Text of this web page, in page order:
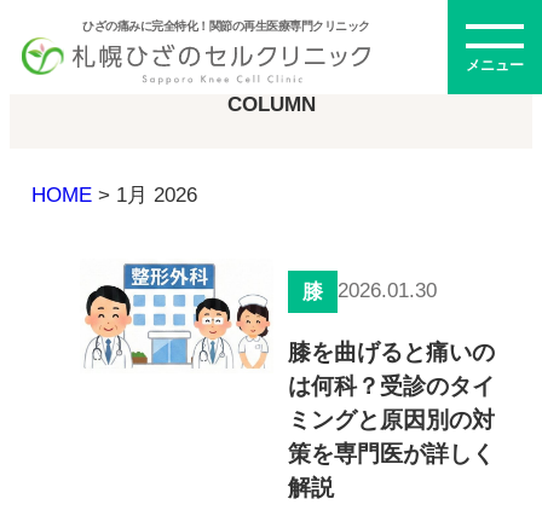
ひざの痛みに完全特化！関節の再生医療専門クリニック
メニュー
メニュー・料金
ひざの再生医療とは
再生医療とは
ドクター紹介
コラム
COLUMN
HOME> 1月 2026
膝 2026.01.30
膝を曲げると痛いの
は何科？受診のタイ
ミングと原因別の対
策を専門医が詳しく
解説